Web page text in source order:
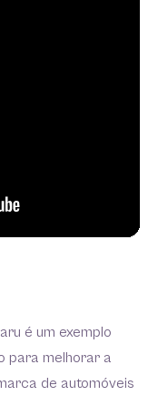
é um exemplo
para melhorar a
de automóveis